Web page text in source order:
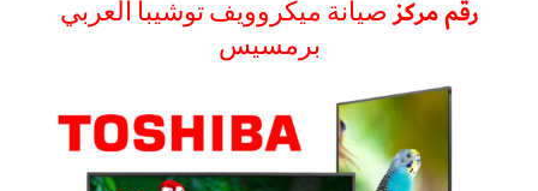
رقم مركزصيانة ميكروويف توشيبا العربي
برمسيس